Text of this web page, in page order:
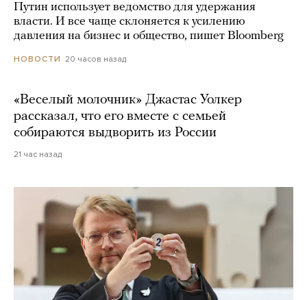
Путин использует ведомство для удержания
власти. И все чаще склоняется к усилению
давления на бизнес и общество, пишет Bloomberg
НОВОСТИ 20 часов назад
«Веселый молочник» Джастас Уолкер
рассказал, что его вместе с семьей
собираются выдворить из России
21 час назад